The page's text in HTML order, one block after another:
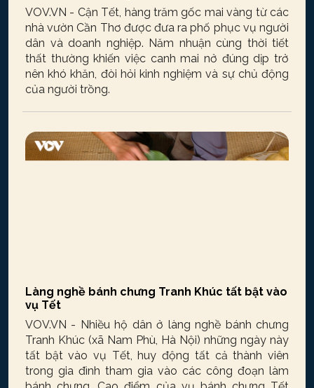
VOV.VN - Cận Tết, hàng trăm gốc mai vàng từ các
nhà vườn Cần Thơ được đưa ra phố phục vụ người
dân và doanh nghiệp. Năm nhuận cùng thời tiết
thất thường khiến việc canh mai nở đúng dịp trở
nên khó khăn, đòi hỏi kinh nghiệm và sự chủ động
của người trồng.
Làng nghề bánh chưng Tranh Khúc tất bật vào
vụ Tết
VOV.VN - Nhiều hộ dân ở làng nghề bánh chưng
Tranh Khúc (xã Nam Phù, Hà Nội) những ngày này
tất bật vào vụ Tết, huy động tất cả thành viên
trong gia đình tham gia vào các công đoạn làm